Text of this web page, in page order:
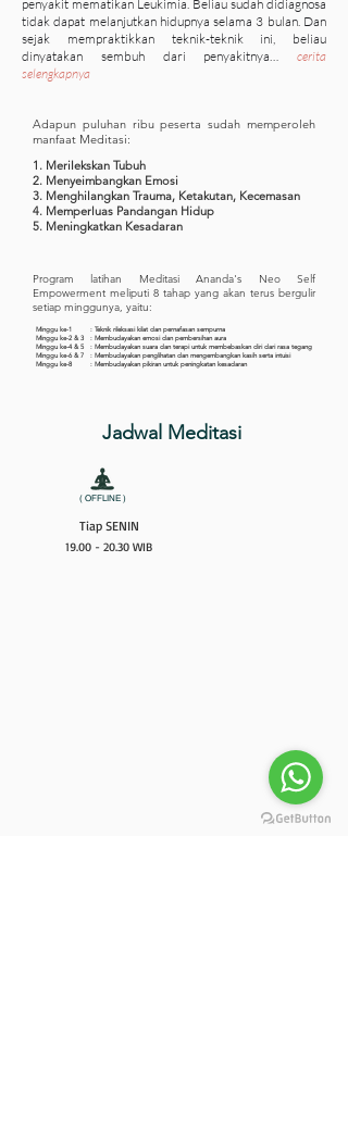
penyakit mematikan Leukimia. Beliau sudah didiagnosa
tidak dapat melanjutkan hidupnya selama 3 bulan. Dan
sejak mempraktikkan teknik-teknik ini, beliau
dinyatakan sembuh dari penyakitnya… cerita
selengkapnya
Adapun puluhan ribu peserta sudah memperoleh
manfaat Meditasi:
1. Merilekskan Tubuh
2. Menyeimbangkan Emosi
3. Menghilangkan Trauma, Ketakutan, Kecemasan
4. Memperluas Pandangan Hidup
5. Meningkatkan Kesadaran
Program latihan Meditasi Ananda's Neo Self
Empowerment meliputi 8 tahap yang akan terus bergulir
setiap minggunya, yaitu:
Minggu ke-1
Minggu ke-2 & 3
Minggu ke-4 & 5
Minggu ke-6 & 7
Minggu ke-8
: Teknik rileksasi kilat dan pernafasan sempurna
: Membudayakan emosi dan pembersihan aura
: Membudayakan suara dan terapi untuk membebaskan diri dari rasa tegang
: Membudayakan penglihatan dan mengembangkan kasih serta intuisi
: Membudayakan pikiran untuk peningkatan kesadaran
Jadwal Meditasi
( OFFLINE )
Tiap SENIN
19.00 - 20.30 WIB